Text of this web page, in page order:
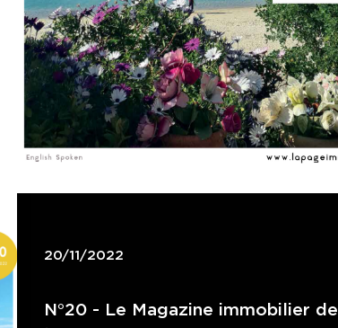
20/11/2022
N°20 - Le Magazine immobilier de